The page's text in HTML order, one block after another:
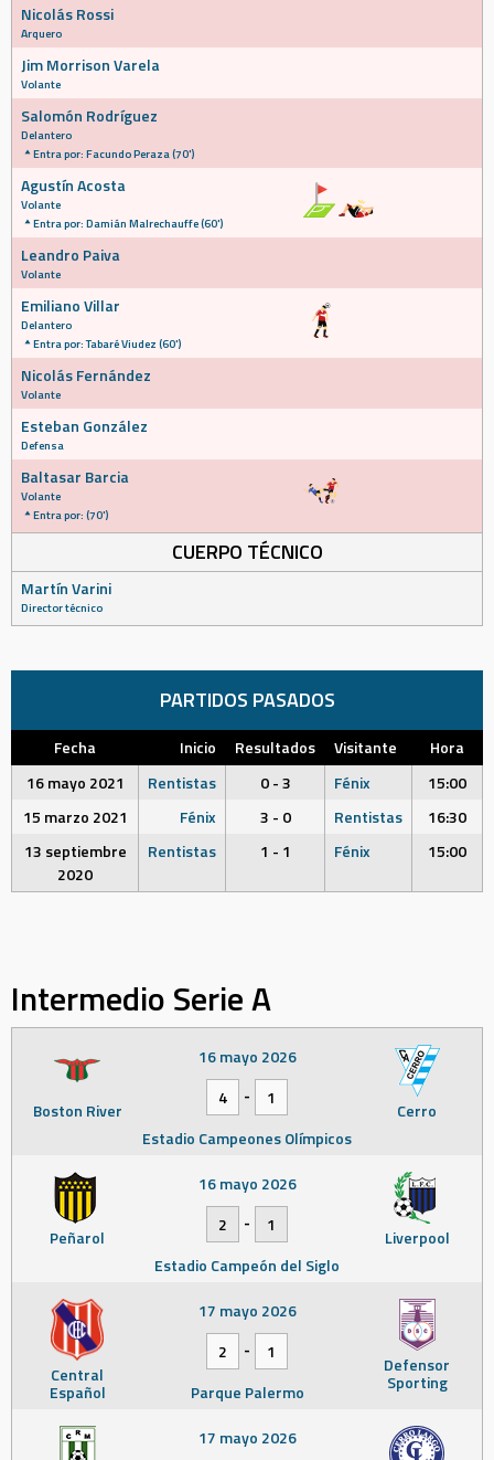
Nicolás Rossi
Arquero
Jim Morrison Varela
Volante
Salomón Rodríguez
Delantero
Entra por: Facundo Peraza (70')
Agustín Acosta
Volante
Entra por: Damián Malrechauffe (60')
Leandro Paiva
Volante
Emiliano Villar
Delantero
Entra por: Tabaré Viudez (60')
Nicolás Fernández
Volante
Esteban González
Defensa
Baltasar Barcia
Volante
Entra por: (70')
CUERPO TÉCNICO
Martín Varini
Director técnico
PARTIDOS PASADOS
Fecha Inicio Resultados Visitante
Hora
16 mayo 2021
Rentistas 0 - 3 Fénix
15:00
15 marzo 2021
Fénix 3 - 0 Rentistas
16:30
13 septiembre
2020
Rentistas 1 - 1 Fénix 15:00
Intermedio Serie A
Boston River Cerro
16 mayo 2026
4
-
1
Estadio Campeones Olímpicos
Peñarol Liverpool
16 mayo 2026
2
-
1
Estadio Campeón del Siglo
Central
Español
Defensor
Sporting
17 mayo 2026
2
-
1
Parque Palermo
17 mayo 2026